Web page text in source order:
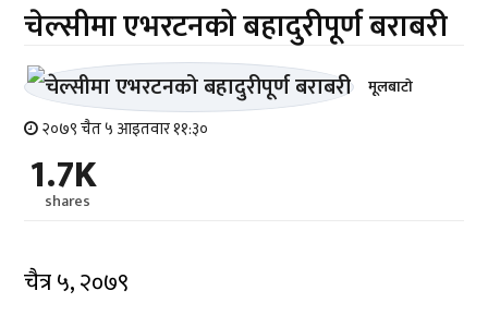
चेल्सीमा एभरटनको बहादुरीपूर्ण बराबरी
मूलबाटाे
२०७९ चैत ५ आइतवार ११:३०
1.7K
shares
चैत्र ५, २०७९